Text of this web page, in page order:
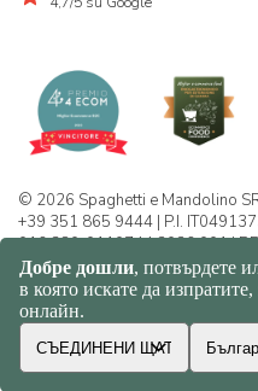
© 2026 Spaghetti e Mandolino
+39 351 865 9444 | P.I.
016.380-0110744.2026.001 |
Политика за
бисквитки
Sitemap